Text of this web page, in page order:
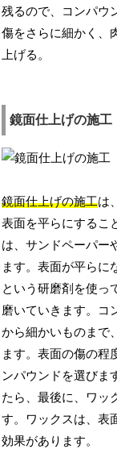
残るので、コンパウ
傷をさらに細かく、
上げる。
鏡面仕上げの施工
鏡面仕上げの施工は
表面を平らにするこ
は、サンドペーパー
ます。表面が平らに
という研磨剤を使っ
磨いていきます。コ
から細かいものまで
ます。表面の傷の程
ンパウンドを選びま
たら、最後に、ワッ
す。ワックスは、表
効果があります。